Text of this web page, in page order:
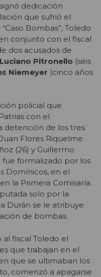
dedicación
que sufrió el
Bombas”, Toledo
conjunto con el fiscal
dos acusados de
Luciano Pitronello (seis
Niemeyer (cinco años
policial que
con el
detención de los tres
Flores Riquelme
(26) y Guillermo
fue formalizado por los
Domínicos, en el
la Primera Comisaría.
solo por la
Durán se le atribuye
de bombas.
al fiscal Toledo el
que trabajan en el
que se ultimaban los
comenzó a apagarse